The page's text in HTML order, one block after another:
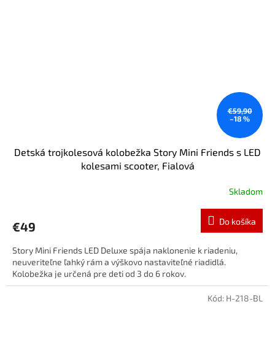
€59,90
–18 %
Detská trojkolesová kolobežka Story Mini Friends s LED
kolesami scooter, Fialová
Skladom
€49 Do košíka
Story Mini Friends LED Deluxe spája naklonenie k riadeniu,
neuveriteľne ľahký rám a výškovo nastaviteľné riadidlá.
Kolobežka je určená pre deti od 3 do 6 rokov.
Kód: H-218-BL